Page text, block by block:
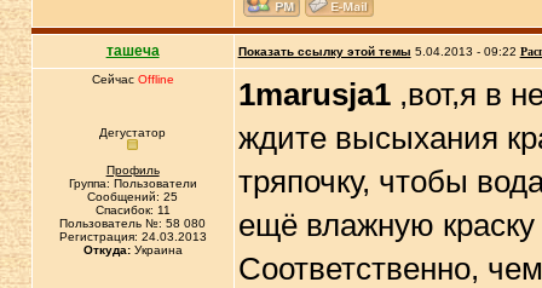
ташеча Показать ссылку этой темы 5.04.2013 - 09:22
Сейчас Offline
Дегустатор
Профиль
Группа: Пользователи
Сообщений: 25
Спасибок: 11
Пользователь №: 58 080
Регистрация: 24.03.2013
Откуда:Украина
1marusja1,вот,я в
ждите высыхания
тряпочку, чтобы
ещё влажную краску
Соответственно,